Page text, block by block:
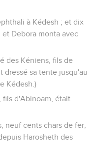
à Kédesh ; et dix
Debora monta avec
des Kéniens, fils de
dressé sa tente jusqu'au
Kédesh.)
fils d'Abinoam, était
neuf cents chars de fer,
Harosheth des